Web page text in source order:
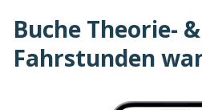
Buche Theorie- &
Fahrstunden